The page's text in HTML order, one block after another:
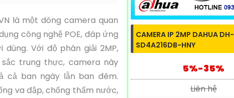
là một dòng camera quan
công nghệ POE, đáp ứng
dùng. Với độ phân giải 2MP,
trung thực, camera này
cả ban ngày lẫn ban đêm.
va đập, chống thấm nước,
CAMERA IP 2MP DAHUA DH-
SD4A216DB-HNY
5%-35%
Liên hệ